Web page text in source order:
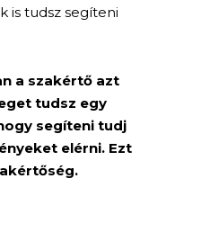
is tudsz segíteni
a szakértő azt
tudsz egy
segíteni tudj
elérni. Ezt